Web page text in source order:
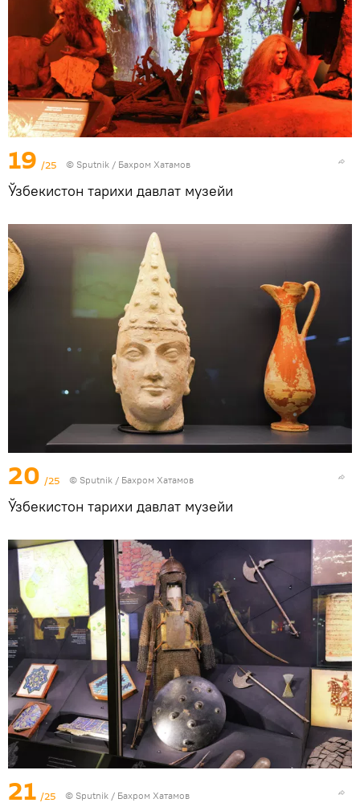
19 /25 © Sputnik / Бахром Хатамов
Ўзбекистон тарихи давлат музейи
20 /25 © Sputnik / Бахром Хатамов
Ўзбекистон тарихи давлат музейи
21 /25 © Sputnik / Бахром Хатамов